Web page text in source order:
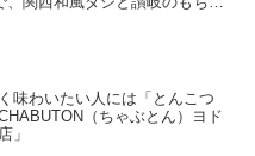
んは大阪讃岐うどんの代名詞
...
味わいたい人には「とんこつ
（ちゃぶとん）ヨド
」